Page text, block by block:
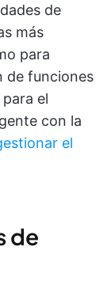
de
más
para
de funciones
el
con la
el
de